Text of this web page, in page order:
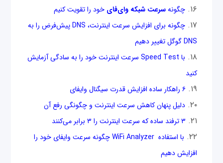
چگونهسرعت شبکه وای‌فای خود را تقویت کنیم
چگونه برای افزایش سرعت اینترنت، DNS پیش‌فرض را به
DNS گوگل تغییر دهیم
با Speed Test سرعت اینترنت خود را به سادگی آزمایش
کنید
۶ راهکار ساده افزایش قدرت سیگنال وای‎فای
دلیل پنهان کاهش سرعت اینترنت و چگونگی رفع آن‌
۳ ترفند ساده که سرعت اینترنت را ۳ برابر می‌کنند
با استفاده WiFi Analyzer چگونه سرعت وای‎فای خود را
افزایش دهیم